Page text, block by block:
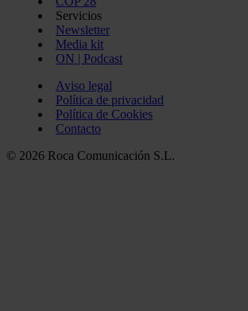
Servicios
Newsletter
Media kit
ON | Podcast
Aviso legal
Política de privacidad
Política de Cookies
Contacto
© 2026 Roca Comunicación S.L.